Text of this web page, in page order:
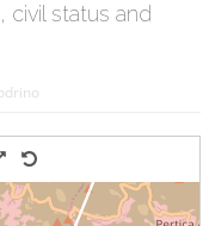
civil status and